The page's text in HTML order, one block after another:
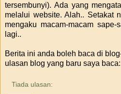
tersembunyi). Ada yang
melalui website. Alah.. Setakat
mengaku macam-macam
lagi..
Berita ini anda boleh baca di
ulasan blog yang baru saya baca:
Tiada ulasan: